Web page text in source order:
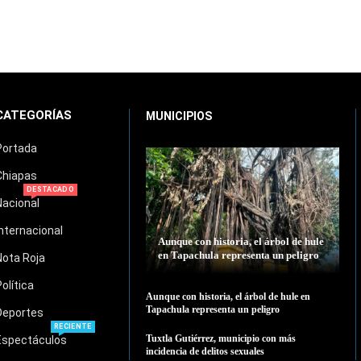
DESTACADO
Roja
RECIENTE
MUNICIPIOS
Aunque con historia, el árbol de hule
en Tapachula representa un peligro
Aunque con historia, el árbol de hule en
Tapachula representa un peligro
Tuxtla Gutiérrez, municipio con más
incidencia de delitos sexuales